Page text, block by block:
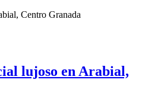
lujoso en Arabial,